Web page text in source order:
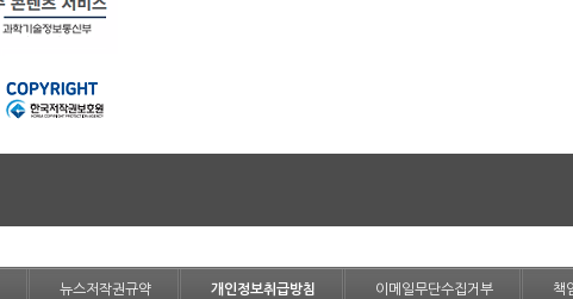
뉴스저작권규약 개인정보취급방침 이메일무단수집거부 책